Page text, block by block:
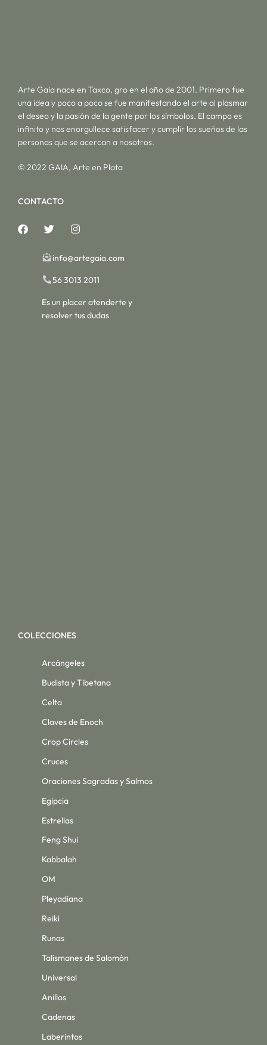
Arte Gaia nace en Taxco, gro en el año de 2001. Primero fue
una idea y poco a poco se fue manifestando el arte al plasmar
el deseo y la pasión de la gente por los símbolos. El campo es
infinito y nos enorgullece satisfacer y cumplir los sueños de las
personas que se acercan a nosotros.
© 2022 GAIA, Arte en Plata
CONTACTO
info@artegaia.com
56 3013 2011
Es un placer atenderte y
resolver tus dudas
COLECCIONES
Arcángeles
Budista y Tibetana
Celta
Claves de Enoch
Crop Circles
Cruces
Oraciones Sagradas y Salmos
Egipcia
Estrellas
Feng Shui
Kabbalah
OM
Pleyadiana
Reiki
Runas
Talismanes de Salomón
Universal
Anillos
Cadenas
Laberintos